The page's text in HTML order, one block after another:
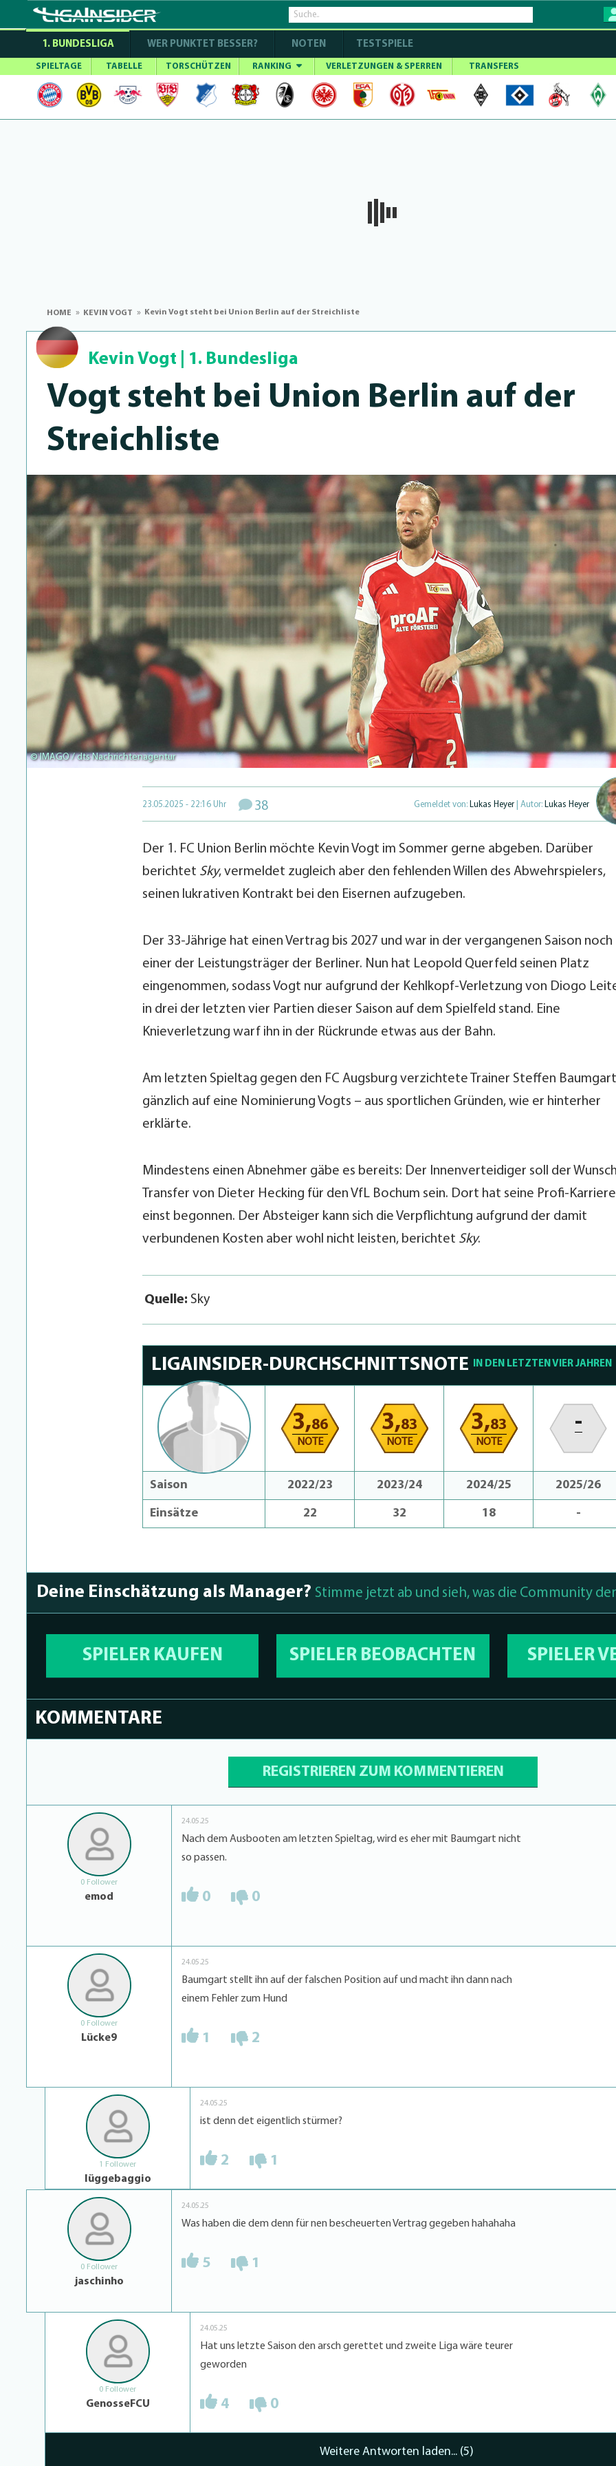
1. BUNDESLIGA WER PUNKTET BESSER? NOTEN TESTSPIELE
SPIELTAGE TABELLE TORSCHÜTZEN RANKING VERLETZUNGEN & SPERREN TRANSFERS
HOME KEVIN VOGT Kevin Vogt steht bei Union Berlin auf der Streichliste
Kevin Vogt 1. Bundesliga
Vogt steht bei Union Berlin auf der
Streichliste
© IMAGO / dts Nachrichtenagentur
23.05.2025 - 22:16 Uhr 38 Gemeldet von: Lukas Heyer | Autor: Lukas Heyer
Der 1. FC Union Berlin möchte Kevin Vogt im Sommer gerne abgeben. Darüber
berichtet Sky, vermeldet zugleich aber den fehlenden Willen des Abwehrspielers,
seinen lukrativen Kontrakt bei den Eisernen aufzugeben.
Der 33-Jährige hat einen Vertrag bis 2027 und war in der vergangenen Saison noch
einer der Leistungsträger der Berliner. Nun hat Leopold Querfeld seinen Platz
eingenommen, sodass Vogt nur aufgrund der Kehlkopf-Verletzung von Diogo
in drei der letzten vier Partien dieser Saison auf dem Spielfeld stand. Eine
Knieverletzung warf ihn in der Rückrunde etwas aus der Bahn.
Am letzten Spieltag gegen den FC Augsburg verzichtete Trainer Steffen Baumgart
gänzlich auf eine Nominierung Vogts – aus sportlichen Gründen, wie er hinterher
erklärte.
Mindestens einen Abnehmer gäbe es bereits: Der Innenverteidiger soll der
Transfer von Dieter Hecking für den VfL Bochum sein. Dort hat seine Profi-Karriere
einst begonnen. Der Absteiger kann sich die Verpflichtung aufgrund der damit
verbundenen Kosten aber wohl nicht leisten, berichtet Sky.
Quelle: Sky
LIGAINSIDER-DURCHSCHNITTSNOTE IN DEN LETZTEN VIER JAHREN
3,86
NOTE
3,83
NOTE
3,83
NOTE
-
Saison 2022/23 2023/24 2024/25 2025/26
Einsätze 22 32 18 -
Deine Einschätzung als Manager? Stimme jetzt ab und sieh, was die Community
SPIELER KAUFEN SPIELER BEOBACHTEN SPIELER
KOMMENTARE
REGISTRIEREN ZUM KOMMENTIEREN
0 Follower
emod
24.05.25
Nach dem Ausbooten am letzten Spieltag, wird es eher mit Baumgart nicht
so passen.
0 0
0 Follower
Lücke9
24.05.25
Baumgart stellt ihn auf der falschen Position auf und macht ihn dann nach
einem Fehler zum Hund
1 2
1 Follower
lüggebaggio
24.05.25
ist denn det eigentlich stürmer?
2 1
0 Follower
jaschinho
24.05.25
Was haben die dem denn für nen bescheuerten Vertrag gegeben hahahaha
5 1
0 Follower
GenosseFCU
24.05.25
Hat uns letzte Saison den arsch gerettet und zweite Liga wäre teurer
geworden
4 0
Weitere Antworten laden... (5)